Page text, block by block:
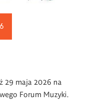
29 maja 2026 na
Forum Muzyki.